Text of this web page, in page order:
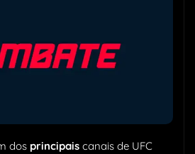
dos principais canais de UFC